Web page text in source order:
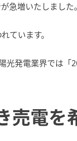
急増いたしました。
ています。
光発電業界では「
売電を